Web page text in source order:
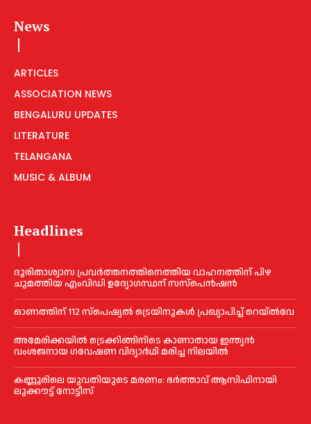
News
ARTICLES
ASSOCIATION NEWS
BENGALURU UPDATES
LITERATURE
TELANGANA
MUSIC & ALBUM
Headlines
ദുരിതാശ്വാസ പ്രവര്‍ത്തനത്തിനെത്തിയ വാഹനത്തിന് പിഴ
ചുമത്തിയ എംവിഡി ഉദ്യോഗസ്ഥന് സസ്പെൻഷൻ
ഓണത്തിന് 112 സ്പെഷ്യല്‍ ട്രെയിനുകള്‍ പ്രഖ്യാപിച്ച്‌ റെയ്ല്‍വേ
അമേരിക്കയില്‍ ട്രെക്കിങ്ങിനിടെ കാണാതായ ഇന്ത്യൻ
വംശജനായ ഗവേഷണ വിദ്യാര്‍ഥി മരിച്ച നിലയില്‍
കണ്ണൂരിലെ യുവതിയുടെ മരണം: ഭര്‍ത്താവ് ആസിഫിനായി
ലുക്കൗട്ട് നോട്ടീസ്